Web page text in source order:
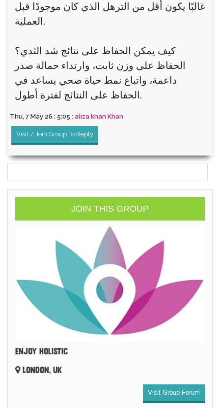
غالبًا يكون أقل من الترهل الذي كان موجودًا قبل
العملية.
كيف يمكن الحفاظ على نتائج شد الثدي؟
الحفاظ على وزن ثابت، وارتداء حمالة صدر
داعمة، واتباع نمط حياة صحي يساعد في
الحفاظ على النتائج لفترة أطول.
Thu, 7 May 26 : 5:05 : aliza khan Khan
Visit / Join Group To Reply
JOIN THIS GROUP
ENJOY HOLISTIC
LONDON, UK
Visit Group Forum